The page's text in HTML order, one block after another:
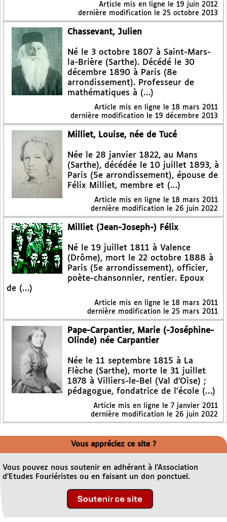
Article mis en ligne le 19 juin 2012
dernière modification le 25 octobre 2013
Chassevant, Julien
Né le 3 octobre 1807 à Saint-Mars-
la-Brière (Sarthe). Décédé le 30
décembre 1890 à Paris (8e
arrondissement). Professeur de
mathématiques à (…)
Article mis en ligne le 18 mars 2011
dernière modification le 19 décembre 2013
Milliet, Louise, née de Tucé
Née le 28 janvier 1822, au Mans
(Sarthe), décédée le 10 juillet 1893, à
Paris (5e arrondissement), épouse de
Félix Milliet, membre et (…)
Article mis en ligne le 18 mars 2011
dernière modification le 26 juin 2022
Milliet (Jean-Joseph-) Félix
Né le 19 juillet 1811 à Valence
(Drôme), mort le 22 octobre 1888 à
Paris (5e arrondissement), officier,
poète-chansonnier, rentier. Epoux
de (…)
Article mis en ligne le 18 mars 2011
dernière modification le 25 mars 2011
Pape-Carpantier, Marie (-Joséphine-
Olinde) née Carpantier
Née le 11 septembre 1815 à La
Flèche (Sarthe), morte le 31 juillet
1878 à Villiers-le-Bel (Val d’Oise) ;
pédagogue, fondatrice de l’école (…)
Article mis en ligne le 7 janvier 2011
dernière modification le 26 juin 2022
Vous appréciez ce site ?
Vous pouvez nous soutenir en adhérant à l’Association
d’Etudes Fouriéristes ou en faisant un don ponctuel.